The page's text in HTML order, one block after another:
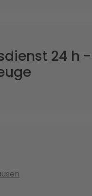
24 h